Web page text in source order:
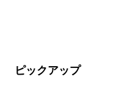
ピックアップ